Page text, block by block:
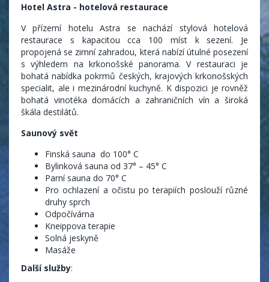
Hotel Astra - hotelová restaurace
V přízemí hotelu Astra se nachází stylová hotelová
restaurace s kapacitou cca 100 míst k sezení. Je
propojená se zimní zahradou, která nabízí útulné posezení
s výhledem na krkonošské panorama. V restauraci je
bohatá nabídka pokrmů českých, krajových krkonošských
specialit, ale i mezinárodní kuchyně. K dispozici je rovněž
bohatá vinotéka domácích a zahraničních vín a široká
škála destilátů.
Saunový svět
Finská sauna do 100° C
Bylinková sauna od 37° – 45° C
Parní sauna do 70° C
Pro ochlazení a očistu po terapiích poslouží různé
druhy sprch
Odpočívárna
Kneippova terapie
Solná jeskyně
Masáže
Další služby: